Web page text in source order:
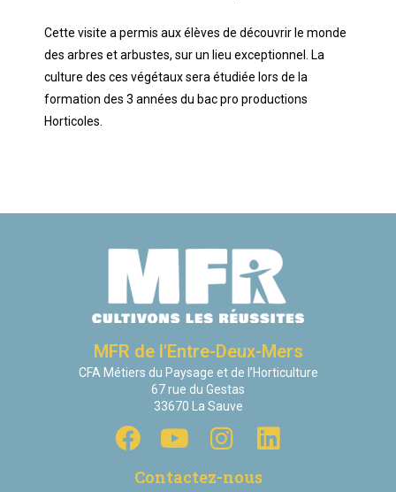
Cette visite a permis aux élèves de découvrir le monde
des arbres et arbustes, sur un lieu exceptionnel. La
culture des ces végétaux sera étudiée lors de la
formation des 3 années du bac pro productions
Horticoles.
MFR de l'Entre-Deux-Mers
CFA Métiers du Paysage et de l’Horticulture
67 rue du Gestas
33670 La Sauve
Contactez-nous